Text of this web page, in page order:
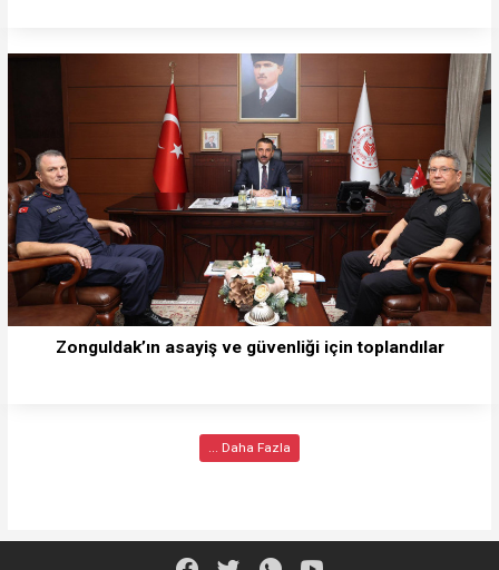
Zonguldak’ın asayiş ve güvenliği için toplandılar
... Daha Fazla